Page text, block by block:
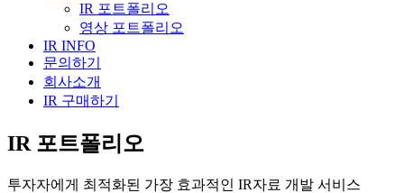
IR 포트폴리오
영상 포트폴리오
IR INFO
문의하기
회사소개
IR 구매하기
IR 포트폴리오
투자자에게 최적화된 가장 효과적인 IR자료 개발 서비스